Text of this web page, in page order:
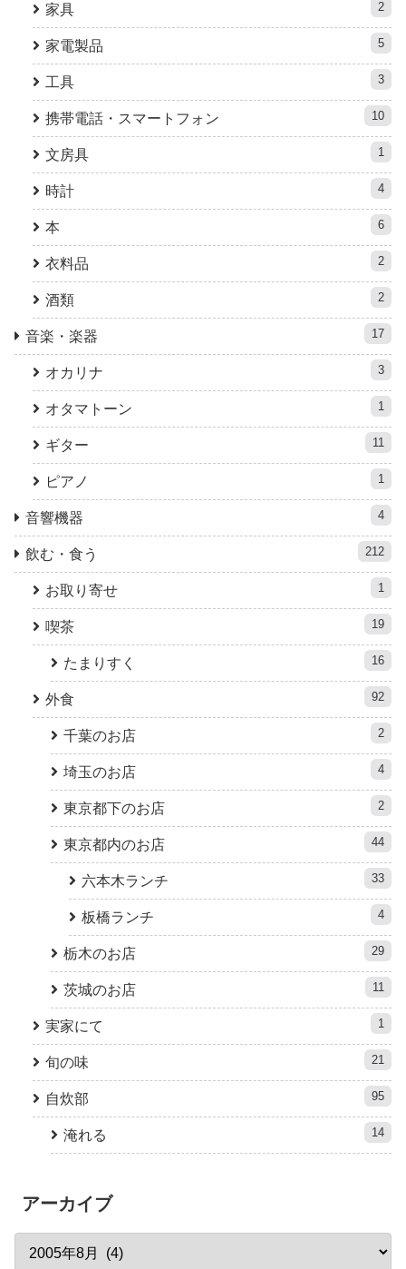
家具 2
家電製品 5
工具 3
携帯電話・スマートフォン 10
文房具 1
時計 4
本 6
衣料品 2
酒類 2
音楽・楽器 17
オカリナ 3
オタマトーン 1
ギター 11
ピアノ 1
音響機器 4
飲む・食う 212
お取り寄せ 1
喫茶 19
たまりすく 16
外食 92
千葉のお店 2
埼玉のお店 4
東京都下のお店 2
東京都内のお店 44
六本木ランチ 33
板橋ランチ 4
栃木のお店 29
茨城のお店 11
実家にて 1
旬の味 21
自炊部 95
淹れる 14
アーカイブ